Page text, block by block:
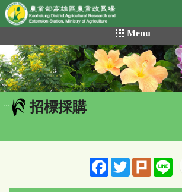
網頁置頂
到
主
要
內
容
區
Menu
::: 招標採購
FacebookTwitterPlurk